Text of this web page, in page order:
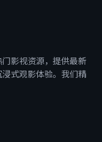
影视资源，提供最新
式观影体验。我们精